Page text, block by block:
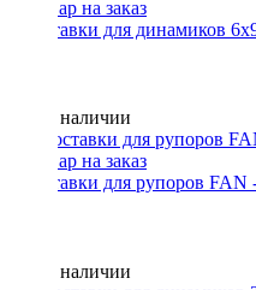
Проставки для динамиков
Нет в наличии
Проставки для рупоров
Нет в наличии